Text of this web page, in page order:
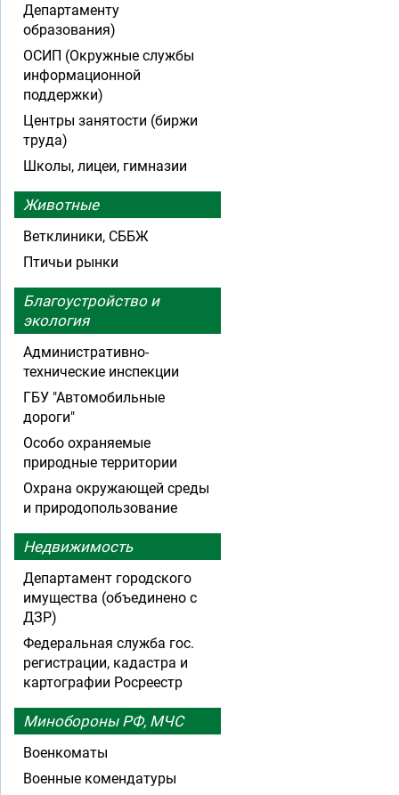
Департаменту
образования)
ОСИП (Окружные службы
информационной
поддержки)
Центры занятости (биржи
труда)
Школы, лицеи, гимназии
Животные
Ветклиники, СББЖ
Птичьи рынки
Благоустройство и
экология
Административно-
технические инспекции
ГБУ "Автомобильные
дороги"
Особо охраняемые
природные территории
Охрана окружающей среды
и природопользование
Недвижимость
Департамент городского
имущества (объединено с
ДЗР)
Федеральная служба гос.
регистрации, кадастра и
картографии Росреестр
Минобороны РФ, МЧС
Военкоматы
Военные комендатуры